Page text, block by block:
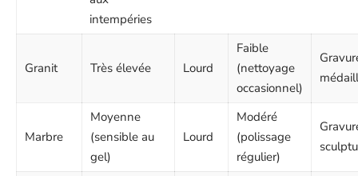
intempéries
Granit Très élevée Lourd
Faible
(nettoyage
occasionnel)
Marbre
Moyenne
(sensible au
gel)
Lourd
Modéré
(polissage
régulier)